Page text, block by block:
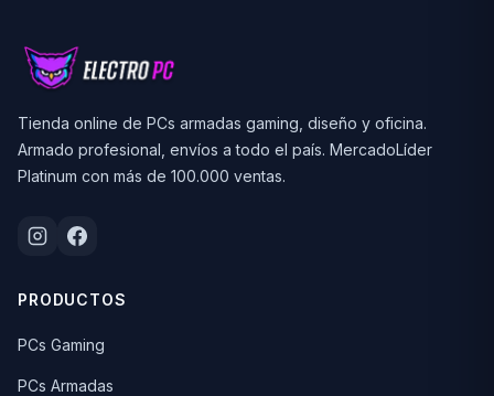
Tienda online de PCs armadas gaming, diseño y oficina.
Armado profesional, envíos a todo el país. MercadoLíder
Platinum con más de 100.000 ventas.
PRODUCTOS
PCs Gaming
PCs Armadas